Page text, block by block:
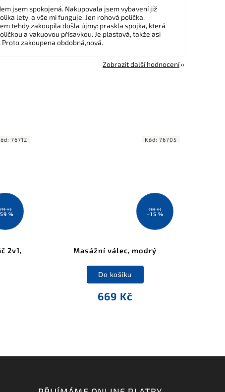
jsem spokojená. Nakupovala jsem vybavení již
lety, a vše mi funguje. Jen rohová polička,
tehdy zakoupila došla újmy: praskla spojka, která
a vakuovou přísavkou. Je plastová, takže asi
Proto zakoupena obdobná,nová.
Zobrazit další hodnocení
Kč
%
2v1,
76712
789 Kč
–15 %
Masážní válec, modrý
669 Kč
Do košíku
Kód: 76705